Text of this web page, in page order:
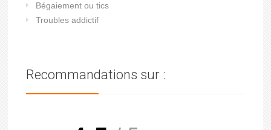
Bégaiement ou tics
Troubles addictif
Recommandations sur :